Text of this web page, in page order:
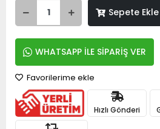
Sepete Ekle
WHATSAPP İLE SİPARİŞ VER
Favorilerime ekle
Hızlı Gönderi